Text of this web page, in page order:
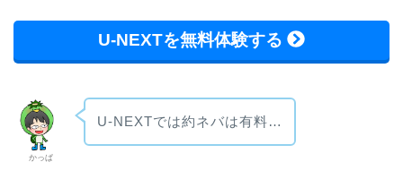
U-NEXTを無料体験する
かっぱ
U-NEXTでは約ネバは有料…